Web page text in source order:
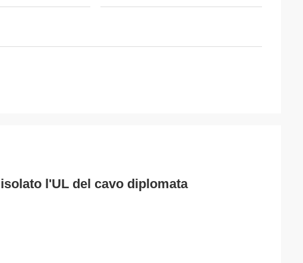
l'UL del cavo diplomata